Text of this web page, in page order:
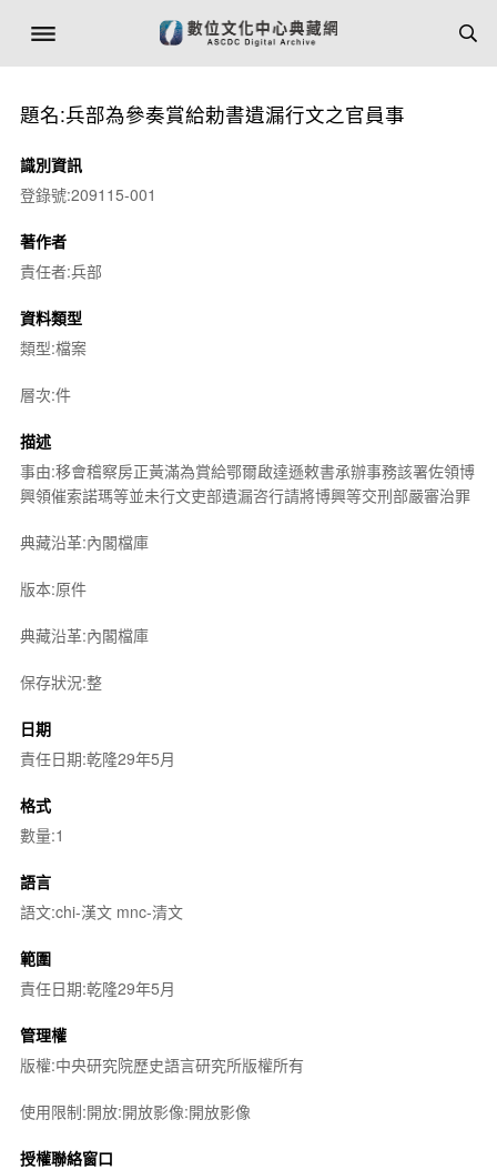
題名:兵部為參奏賞給勅書遺漏行文之官員事
識別資訊
登錄號:209115-001
著作者
責任者:兵部
資料類型
類型:檔案
層次:件
描述
事由:移會稽察房正黃滿為賞給鄂爾啟達遜敕書承辦事務該署佐領博
興領催索諾瑪等並未行文吏部遺漏咨行請將博興等交刑部嚴審治罪
典藏沿革:內閣檔庫
版本:原件
典藏沿革:內閣檔庫
保存狀況:整
日期
責任日期:乾隆29年5月
格式
數量:1
語言
語文:chi-漢文 mnc-清文
範圍
責任日期:乾隆29年5月
管理權
版權:中央研究院歷史語言研究所版權所有
使用限制:開放:開放影像:開放影像
授權聯絡窗口